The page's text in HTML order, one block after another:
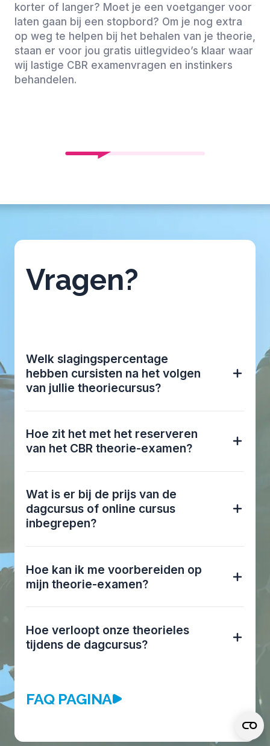
korter of langer? Moet je een voetganger voor
laten gaan bij een stopbord? Om je nog extra
op weg te helpen bij het behalen van je theorie,
staan er voor jou gratis uitlegvideo’s klaar waar
wij lastige CBR examenvragen en instinkers
behandelen.
Vragen?
Welk slagingspercentage
hebben cursisten na het volgen
van jullie theoriecursus?
Hoe zit het met het reserveren
van het CBR theorie-examen?
Wat is er bij de prijs van de
dagcursus of online cursus
inbegrepen?
Hoe kan ik me voorbereiden op
mijn theorie-examen?
Hoe verloopt onze theorieles
tijdens de dagcursus?
FAQ PAGINA